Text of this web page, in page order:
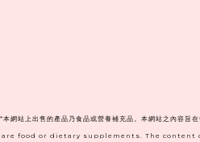
本網站上出售的產品乃食品或營養補充品。本網站之內容旨
food or dietary supplements. The